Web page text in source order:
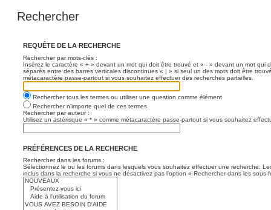
Rechercher
REQUÊTE DE LA RECHERCHE
Rechercher par mots-clés :
Insérez le caractère « + » devant un mot qui doit être trouvé et « - » devant un mot qui
séparés entre des barres verticales discontinues « | » si seul un des mots doit être
métacaractère passe-partout si vous souhaitez effectuer des recherches partielles.
Rechercher tous les termes ou utiliser une question comme élément
Rechercher n’importe quel de ces termes
Rechercher par auteur :
Utilisez un astérisque « * » comme métacaractère passe-partout si vous souhaitez
PRÉFÉRENCES DE LA RECHERCHE
Rechercher dans les forums :
Sélectionnez le ou les forums dans lesquels vous souhaitez effectuer une recherche.
inclus dans la recherche si vous ne désactivez pas l’option « Rechercher dans les